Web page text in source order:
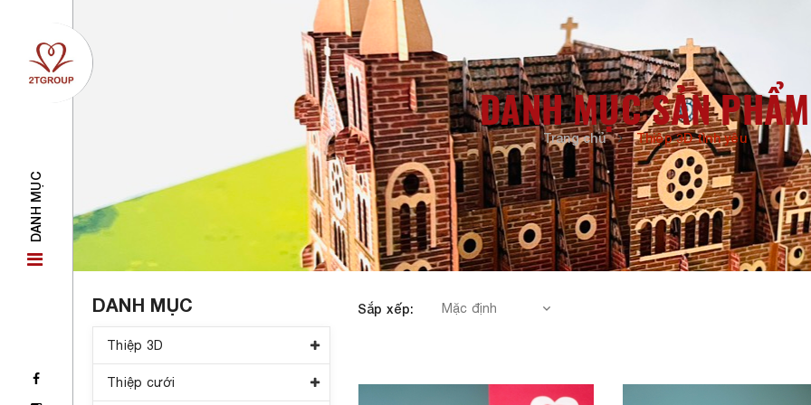
DANH MỤC
DANH MỤC SẢN PHẨM
Trang chủ Thiệp 3D tình yêu
Sắp xếp:
DANH MỤC
Thiệp 3D
Thiệp cưới